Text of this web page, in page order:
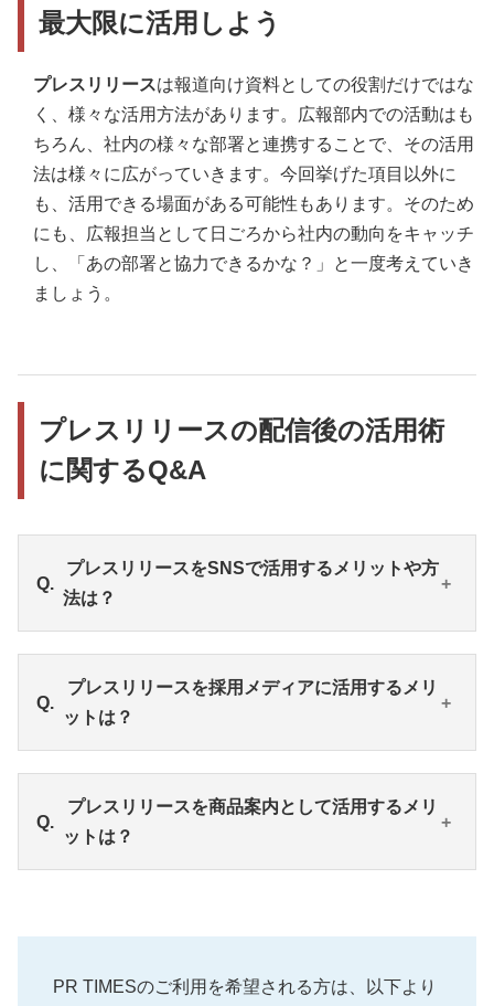
最大限に活用しよう
プレスリリースは報道向け資料としての役割だけではな
く、様々な活用方法があります。広報部内での活動はも
ちろん、社内の様々な部署と連携することで、その活用
法は様々に広がっていきます。今回挙げた項目以外に
も、活用できる場面がある可能性もあります。そのため
にも、広報担当として日ごろから社内の動向をキャッチ
し、「あの部署と協力できるかな？」と一度考えていき
ましょう。
プレスリリースの配信後の活用術
に関するQ&A
プレスリリースをSNSで活用するメリットや方
法は？
に見てもらうことができます。
自社やブランドの公式アカウントで投稿する方法
と、広報PR担当者の個人アカウントで投稿する方法
企業ごとのレギュレーションや発信内容に応じて、
どちらで投稿するか、両方で投稿するかを選択しま
しょう。
プレスリリースを採用メディアに活用するメリ
ットは？
口へ問い合わせが来ることもあります。
採用ブランディングに寄与するようなトピックスを
リリース配信する場合には、広報担当者もその視点
ながる導線設計を作れるとより効果的です。
プレスリリースを商品案内として活用するメリ
ットは？
できます。
PR TIMESのご利用を希望される方は、以下より